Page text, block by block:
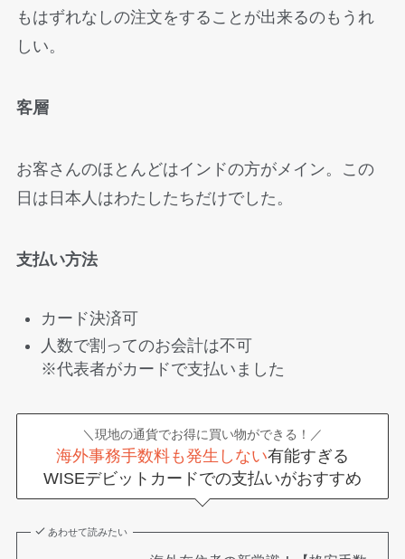
もはずれなしの注文をすることが出来るのもうれ
しい。
客層
お客さんのほとんどはインドの方がメイン。この
日は日本人はわたしたちだけでした。
支払い方法
カード決済可
人数で割ってのお会計は不可
※代表者がカードで支払いました
＼現地の通貨でお得に買い物ができる！／
海外事務手数料も発生しない有能すぎる
WISEデビットカードでの支払いがおすすめ
あわせて読みたい